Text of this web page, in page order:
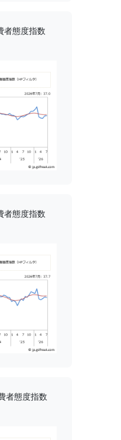
者態度指数
者態度指数
者態度指数